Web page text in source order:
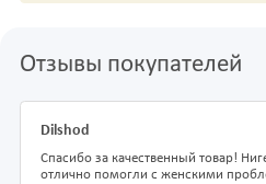
Отзывы покупателей
Dilshod
Спасибо за качественный товар!
отлично помогли с женскими